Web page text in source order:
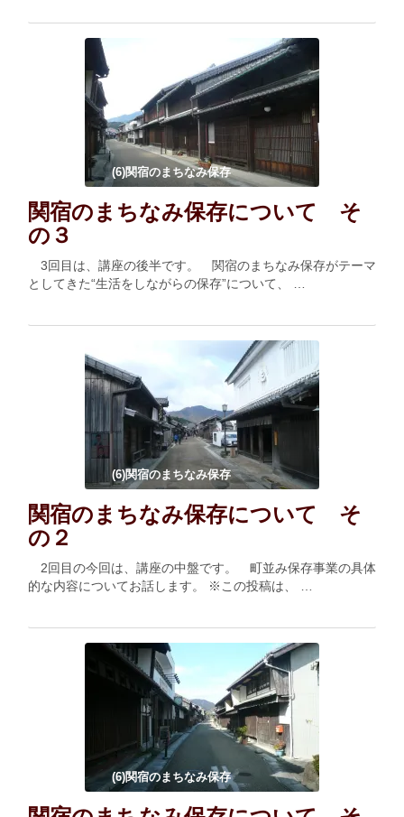
(6)関宿のまちなみ保存
関宿のまちなみ保存について そ
の３
3回目は、講座の後半です。 関宿のまちなみ保存がテーマ
としてきた“生活をしながらの保存”について、 …
(6)関宿のまちなみ保存
関宿のまちなみ保存について そ
の２
2回目の今回は、講座の中盤です。 町並み保存事業の具体
的な内容についてお話します。 ※この投稿は、 …
(6)関宿のまちなみ保存